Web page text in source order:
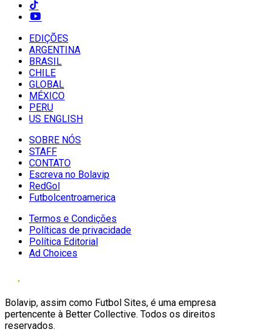
EDIÇÕES
ARGENTINA
BRASIL
CHILE
GLOBAL
MÉXICO
PERU
US ENGLISH
SOBRE NÓS
STAFF
CONTATO
Escreva no Bolavip
RedGol
Futbolcentroamerica
Termos e Condições
Políticas de privacidade
Política Editorial
Ad Choices
Bolavip, assim como Futbol Sites, é uma empresa
pertencente à Better Collective. Todos os direitos
reservados.